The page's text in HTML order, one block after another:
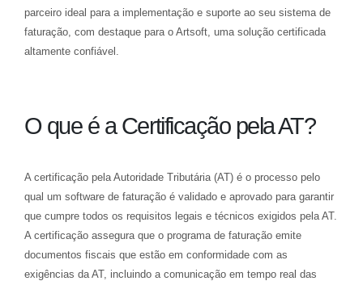
parceiro ideal para a implementação e suporte ao seu sistema de
faturação, com destaque para o Artsoft, uma solução certificada
altamente confiável.
O que é a Certificação pela AT?
A certificação pela Autoridade Tributária (AT) é o processo pelo
qual um software de faturação é validado e aprovado para garantir
que cumpre todos os requisitos legais e técnicos exigidos pela AT.
A certificação assegura que o programa de faturação emite
documentos fiscais que estão em conformidade com as
exigências da AT, incluindo a comunicação em tempo real das